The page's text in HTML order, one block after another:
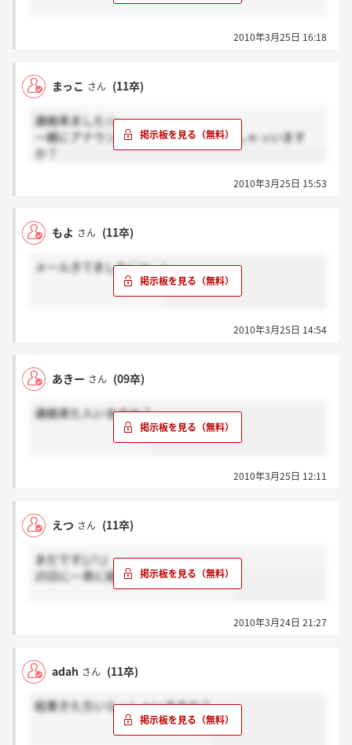
頑張りましょう！！
2010年3月25日 16:18
まっこ さん (11卒)
連絡来ました☆
一緒にアナウンサーを受ける分いらっしゃっいます
か？
2010年3月25日 15:53
もよ さん (11卒)
メールきてました(´∀｀)
2010年3月25日 14:54
あきー さん (09卒)
連絡来た人いますか？
2010年3月25日 12:11
えつ さん (11卒)
まだです(;∩;)
25日に一斉に結果来るのでしょうか。
2010年3月24日 21:27
adah さん (11卒)
結果きた方いらっしゃいますか？